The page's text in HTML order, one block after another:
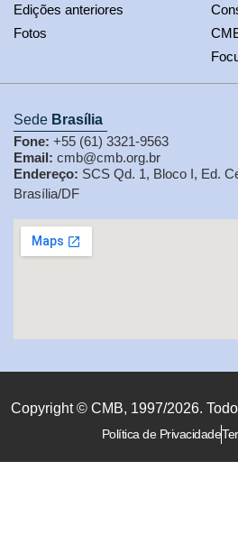
Edições anteriores
Fotos
Sede Brasília
Fone: +55 (61) 3321-9563
Email: cmb@cmb.org.br
Endereço: SCS Qd. 1, Bloco I, Ed.
Brasília/DF
Copyright © CMB, 1997/2026.
Política de Privacidade